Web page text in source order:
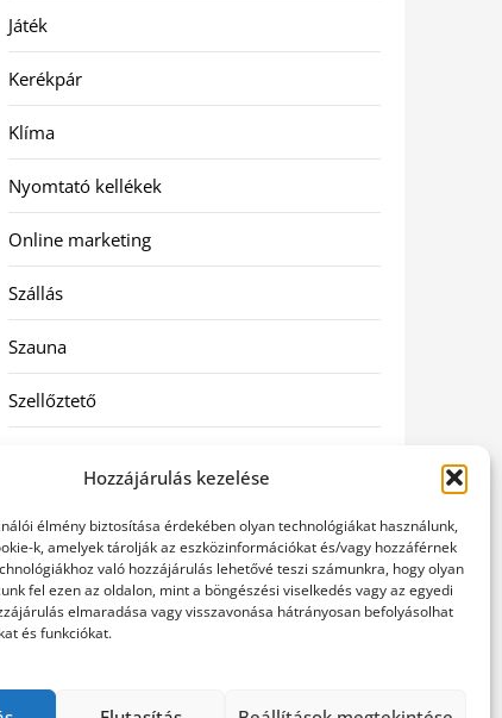
Hozzájárulás kezelése
élmény biztosítása érdekében olyan technológiákat használunk,
k, amelyek tárolják az eszközinformációkat és/vagy hozzáférnek
való hozzájárulás lehetővé teszi számunkra, hogy olyan
fel ezen az oldalon, mint a böngészési viselkedés vagy az egyedi
elmaradása vagy visszavonása hátrányosan befolyásolhat
és funkciókat.
Játék
Kerékpár
Klíma
Nyomtató kellékek
Online marketing
Szállás
Szauna
Szellőztető
Utazás
Vásárlás